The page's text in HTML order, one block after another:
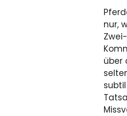
nur,
über